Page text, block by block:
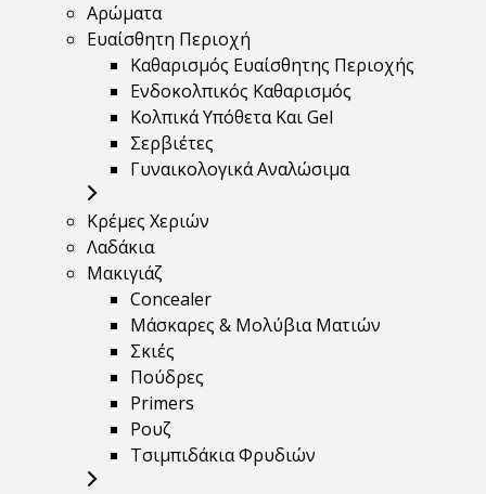
Αρώματα
Ευαίσθητη Περιοχή
Καθαρισμός Ευαίσθητης Περιοχής
Ενδοκολπικός Καθαρισμός
Κολπικά Υπόθετα Και Gel
Σερβιέτες
Γυναικολογικά Αναλώσιμα
Κρέμες Χεριών
Λαδάκια
Μακιγιάζ
Concealer
Μάσκαρες & Μολύβια Ματιών
Σκιές
Πούδρες
Primers
Ρουζ
Τσιμπιδάκια Φρυδιών